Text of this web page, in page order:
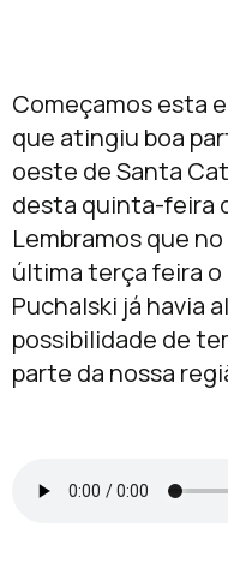
Começamos esta
que atingiu boa
oeste de Santa
desta quinta-feira
Lembramos que
última terça feira
Puchalski já havia
possibilidade de
parte da nossa